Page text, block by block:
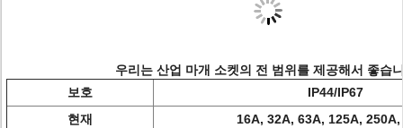
우리는 산업 마개 소켓의 전 범위를 제공해서 좋습
보호
IP44/IP67
현재
16A, 32A, 63A, 125A,